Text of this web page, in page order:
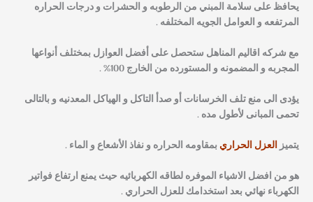
يحافظ على سلامة المبني من الرطوبه و الحشرات و درجات الحراره
المرتفعه و العوامل الجويه المختلفه .
مع شركه اقاليم المناهل ستحصل على أفضل العوازل بمختلف أنواعها
المجربه و المضمونه و المستورده من الخارج 100% .
يؤدى الى منع تلف الخرسانات أو صدأ التاكل و الهياكل المعدنيه و بالتالى
تحمى المبانى لأطول مده .
يتميزالعزل الحراريبمقاومه الحراره و نفاذ الأشعاع و الماء .
هو من افضل الاشياء الموفره لطاقه الكهربائيه حيث يمنع ارتفاع فواتير
الكهرباء نهائي بعد استخدامك للعزل الحراري .